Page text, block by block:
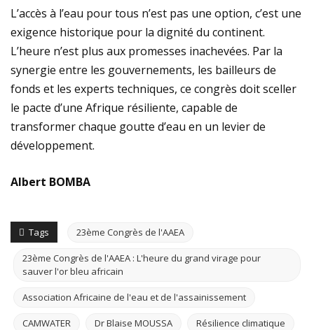
L’accès à l’eau pour tous n’est pas une option, c’est une
exigence historique pour la dignité du continent.
L’heure n’est plus aux promesses inachevées. Par la
synergie entre les gouvernements, les bailleurs de
fonds et les experts techniques, ce congrès doit sceller
le pacte d’une Afrique résiliente, capable de
transformer chaque goutte d’eau en un levier de
développement.
Albert BOMBA
Tags 23ème Congrès de l'AAEA
23ème Congrès de l'AAEA : L'heure du grand virage pour
sauver l'or bleu africain
Association Africaine de l'eau et de l'assainissement
CAMWATER Dr Blaise MOUSSA Résilience climatique